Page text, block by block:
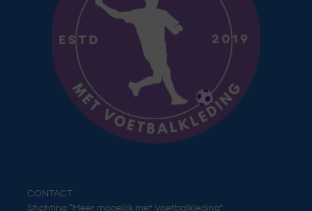
CONTACT
Stichting “Meer mogelijk met Voetbalkleding”